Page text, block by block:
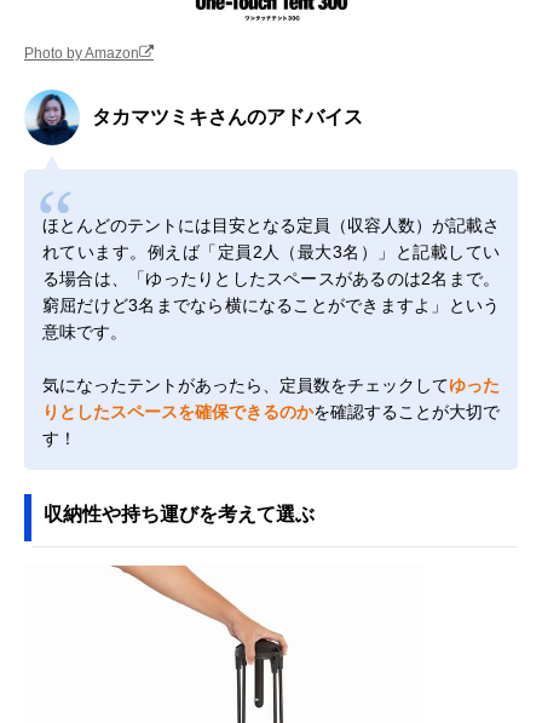
Photo by Amazon
タカマツミキさんのアドバイス
ほとんどのテントには目安となる定員（収容人数）が記載さ
れています。例えば「定員2人（最大3名）」と記載してい
る場合は、「ゆったりとしたスペースがあるのは2名まで。
窮屈だけど3名までなら横になることができますよ」という
意味です。
気になったテントがあったら、定員数をチェックしてゆった
りとしたスペースを確保できるのかを確認することが大切で
す！
収納性や持ち運びを考えて選ぶ